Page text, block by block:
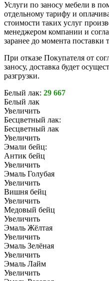
Услуги по заносу мебели в
отдельному тарифу и
стоимости таких услуг
менеджером компании и
заранее до момента поставки
При отказе Покупателя от
заносу, доставка будет
разгрузки.
Белый лак: 29 667
Белый лак
Увеличить
Бесцветный лак:
Бесцветный лак
Увеличить
Эмали бейц:
Антик бейц
Увеличить
Эмаль Голубая
Увеличить
Вишня бейц
Увеличить
Медовый бейц
Увеличить
Эмаль Жёлтая
Увеличить
Эмаль Зелёная
Увеличить
Эмаль Лайм
Увеличить